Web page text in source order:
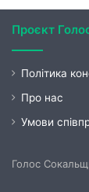
Проєкт
Політика
Про нас
Умови
Голос